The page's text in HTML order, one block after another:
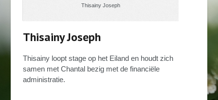
Thisainy Joseph
Thisainy Joseph
Thisainy loopt stage op het Eiland en houdt zich
samen met Chantal bezig met de financiële
administratie.